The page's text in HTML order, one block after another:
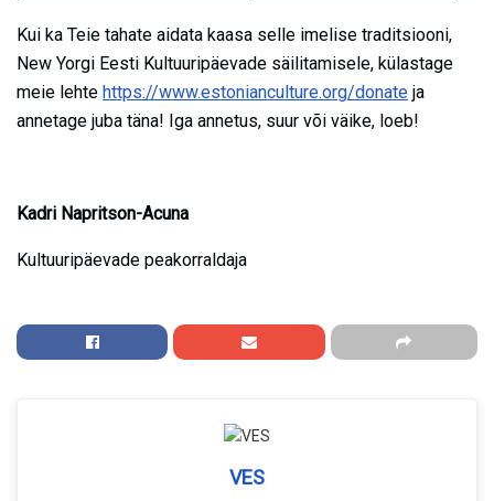
Kui ka Teie tahate aidata kaasa selle imelise traditsiooni,
New Yorgi Eesti Kultuuripäevade säilitamisele, külastage
meie lehte https://www.estonianculture.org/donate ja
annetage juba täna! Iga annetus, suur või väike, loeb!
Kadri Napritson-Acuna
Kultuuripäevade peakorraldaja
VES